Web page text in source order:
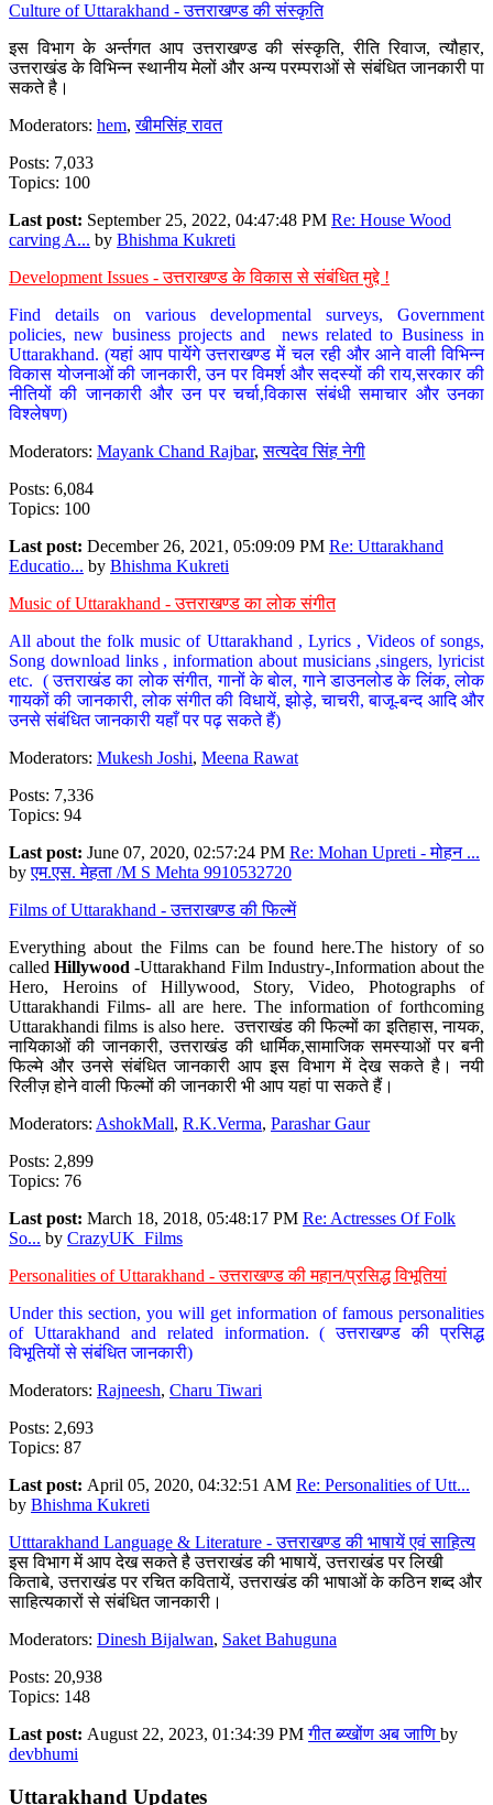
Culture of Uttarakhand - उत्तराखण्ड की संस्कृति
इस विभाग के अर्न्तगत आप उत्तराखण्ड की संस्कृति, रीति रिवाज, त्यौहार,
उत्तराखंड के विभिन्न स्थानीय मेलों और अन्य परम्पराओं से संबंधित जानकारी पा
सकते है।
Moderators: hem,खीमसिंह रावत
Posts: 7,033
Topics: 100
Last post: September 25, 2022, 04:47:48 PM Re: House Wood
carving A... by Bhishma Kukreti
Development Issues - उत्तराखण्ड के विकास से संबंधित मुद्दे !
Find details on various developmental surveys, Government
policies, new business projects and news related to Business in
Uttarakhand. (यहां आप पायेंगे उत्तराखण्ड में चल रही और आने वाली विभिन्न
विकास योजनाओं की जानकारी, उन पर विमर्श और सदस्यों की राय,सरकार की
नीतियों की जानकारी और उन पर चर्चा,विकास संबंधी समाचार और उनका
विश्लेषण)
Moderators: Mayank Chand Rajbar,सत्यदेव सिंह नेगी
Posts: 6,084
Topics: 100
Last post: December 26, 2021, 05:09:09 PM Re: Uttarakhand
Educatio... by Bhishma Kukreti
Music of Uttarakhand - उत्तराखण्ड का लोक संगीत
All about the folk music of Uttarakhand , Lyrics , Videos of songs,
Song download links , information about musicians ,singers, lyricist
etc. ( उत्तराखंड का लोक संगीत, गानों के बोल, गाने डाउनलोड के लिंक, लोक
गायकों की जानकारी, लोक संगीत की विधायें, झोड़े, चाचरी, बाजू-बन्द आदि और
उनसे संबंधित जानकारी यहाँ पर पढ़ सकते हैं)
Moderators: Mukesh Joshi, Meena Rawat
Posts: 7,336
Topics: 94
Last post: June 07, 2020, 02:57:24 PM Re: Mohan Upreti - मोहन ...
byएम.एस. मेहता /M S Mehta 9910532720
Films of Uttarakhand - उत्तराखण्ड की फिल्में
Everything about the Films can be found here.The history of so
calledHillywood-Uttarakhand Film Industry-,Information about the
Hero, Heroins of Hillywood, Story, Video, Photographs of
Uttarakhandi Films- all are here. The information of forthcoming
Uttarakhandi films is also here. उत्तराखंड की फिल्मों का इतिहास, नायक,
नायिकाओं की जानकारी, उत्तराखंड की धार्मिक,सामाजिक समस्याओं पर बनी
फिल्मे और उनसे संबंधित जानकारी आप इस विभाग में देख सकते है। नयी
रिलीज़ होने वाली फिल्मों की जानकारी भी आप यहां पा सकते हैं।
Moderators: AshokMall, R.K.Verma, Parashar Gaur
Posts: 2,899
Topics: 76
Last post: March 18, 2018, 05:48:17 PM Re: Actresses Of Folk
So... by CrazyUK_Films
Personalities of Uttarakhand - उत्तराखण्ड की महान/प्रसिद्ध विभूतियां
Under this section, you will get information of famous personalities
of Uttarakhand and related information. ( उत्तराखण्ड की प्रसिद्ध
विभूतियों से संबंधित जानकारी)
Moderators: Rajneesh, Charu Tiwari
Posts: 2,693
Topics: 87
Last post: April 05, 2020, 04:32:51 AM Re: Personalities of Utt...
by Bhishma Kukreti
Utttarakhand Language & Literature - उत्तराखण्ड की भाषायें एवं साहित्य
इस विभाग में आप देख सकते है उत्तराखंड की भाषायें, उत्तराखंड पर लिखी
किताबे, उत्तराखंड पर रचित कवितायें, उत्तराखंड की भाषाओं के कठिन शब्द और
साहित्यकारों से संबंधित जानकारी।
Moderators: Dinesh Bijalwan, Saket Bahuguna
Posts: 20,938
Topics: 148
Last post: August 22, 2023, 01:34:39 PMगीत ब्य्खोंण अब जाणि by
devbhumi
Uttarakhand Updates